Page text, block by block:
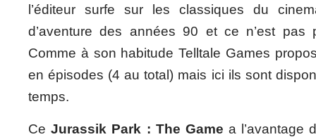
l’éditeur surfe sur les classiques du
d’aventure des années 90 et ce n’est pas
Comme à son habitude Telltale Games
en épisodes (4 au total) mais ici ils sont
temps.
CeJurassik Park : The Game a l’avantage